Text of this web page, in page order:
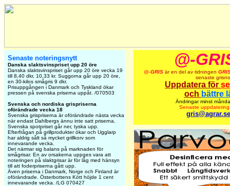
Senaste noteringsnytt
Danska slaktsvinspriset upp 20 öre
Danska slaktsvinspriset går upp 20 öre vecka 19
till 8,40 dkr, 10,33 kr. Suggorna går upp 20 öre,
en 30-kilos smågris 9 dkr.
Prisuppgången i Danmark och Tyskland ökar
pressen på svenska priserna uppåt. /070503
Svenska och nordiska grispriserna
oförändrade vecka 18
Svenska grispriserna är oförändrade nästa vecka
när endast Dahlbergs ännu inte satt priserna.
Svenska spotpriset går ner, tyska upp.
Efterfrågan på grillprodukter ökar och Ugglarp
har aldrig sålt så mycket grillkorv som
innevarande vecka.
Det närmar sig balans på marknaden för
smågrisar. En av orsakerna uppges vara att
noteringen på slaktgrisar är för låg med hänsyn
till att foderpriserna gått upp.
Även priserna i Danmark, Norge och Finland är
oförändrade. Österbottens Kött höjde 1 cent
innevarande vecka. /LG 070427
@-
@-GRIS är en del av tidningen
senaste
Uppdatera för
och bättre
Ändringar minst
Senaste
gris@agrar.se